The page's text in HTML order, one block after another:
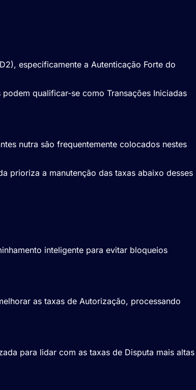
), especificamente a Autenticação Forte do
qualificar-se como Transações Iniciadas
nutra são frequentemente colocados nestes
prioriza a manutenção das taxas abaixo desses
inteligente para evitar bloqueios
as taxas de Autorização, processando
para lidar com as taxas de Disputa mais altas